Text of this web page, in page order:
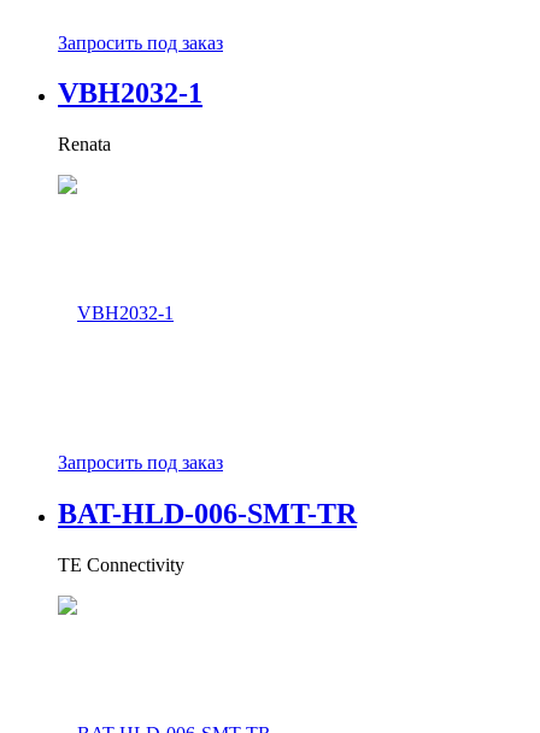
Запросить под заказ
VBH2032-1
Renata
Запросить под заказ
BAT-HLD-006-SMT-TR
TE Connectivity